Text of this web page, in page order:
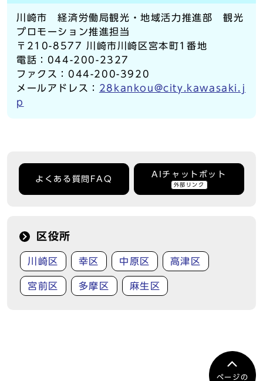
川崎市 経済労働局観光・地域活力推進部 観光
プロモーション推進担当
〒210-8577 川崎市川崎区宮本町1番地
電話：044-200-2327
ファクス：044-200-3920
メールアドレス： 28kankou@city.kawasaki.j
p
よくある質問FAQ
AIチャットボット
外部リンク
区役所
川崎区 幸区 中原区 高津区
宮前区 多摩区 麻生区
ページの